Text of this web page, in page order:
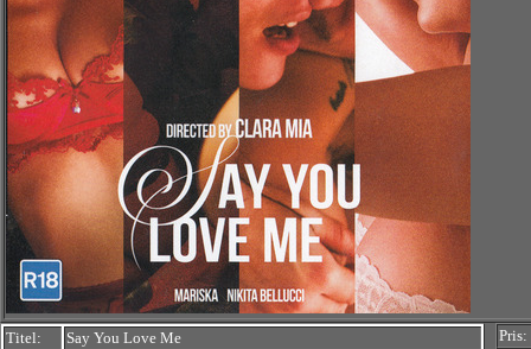
Titel:
Say You Love Me